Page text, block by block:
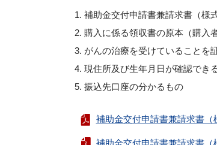
補助金交付申請書兼請求書（様
購入に係る領収書の原本（購入
がんの治療を受けていることを
現住所及び生年月日が確認でき
振込先口座の分かるもの
補助金交付申請書兼請求書（
補助金交付申請書兼請求書（